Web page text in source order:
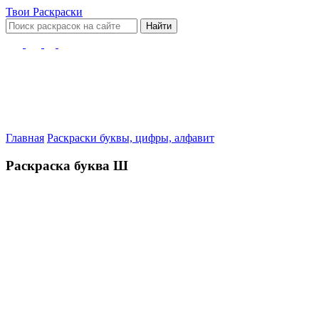
Твои Раскраски
Найти
Главная Раскраски буквы, цифры, алфавит
Раскраска буква Ш